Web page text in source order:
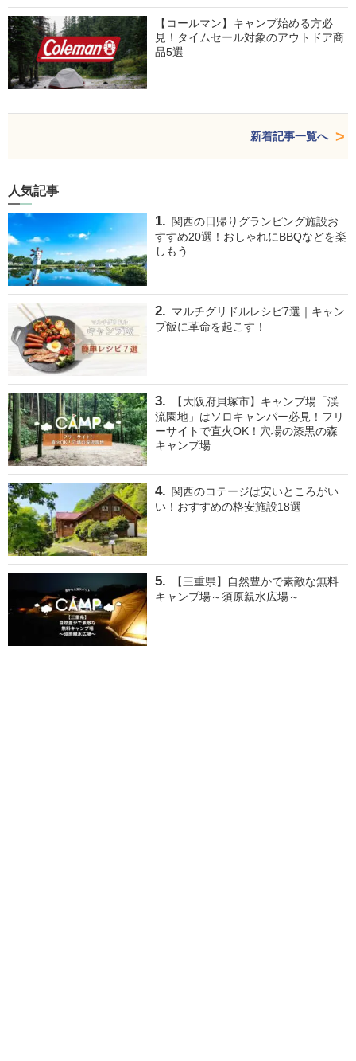
【コールマン】キャンプ始める方必
見！タイムセール対象のアウトドア商
品5選
新着記事一覧へ
人気記事
関西の日帰りグランピング施設お
すすめ20選！おしゃれにBBQなどを楽
しもう
マルチグリドルレシピ7選｜キャン
プ飯に革命を起こす！
【大阪府貝塚市】キャンプ場「渓
流園地」はソロキャンパー必見！フリ
ーサイトで直火OK！穴場の漆黒の森
キャンプ場
関西のコテージは安いところがい
い！おすすめの格安施設18選
【三重県】自然豊かで素敵な無料
キャンプ場～須原親水広場～